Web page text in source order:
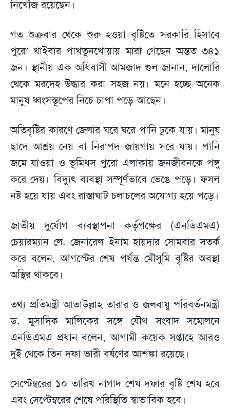
নিখোঁজ রয়েছেন।
গত শুক্রবার থেকে শুরু হওয়া বৃষ্টিতে সরকারি হিসাবে
পুরো খাইবার পাখতুনখোয়ায় মারা গেছেন অন্তত ৩৪১
জন। স্থানীয় এক অধিবাসী আমজাদ গুল জানান, দালোরি
থেকে মরদেহ উদ্ধার করা সহজ নয়। মনে হচ্ছে অনেক
মানুষ ধ্বংসস্তূপের নিচে চাপা পড়ে আছেন।
অতিবৃষ্টির কারণে জেলার ঘরে ঘরে পানি ঢুকে যায়। মানুষ
ছাদে আশ্রয় নেয় বা নিরাপদ জায়গায় সরে যায়। পানি
জমে যাওয়া ও ভূমিধস পুরো এলাকায় জনজীবনকে পঙ্গু
করে দেয়। বিদ্যুৎ ব্যবস্থা সম্পূর্ণভাবে ভেঙে পড়ে। ফসল
নষ্ট হয়ে যায় এবং রাস্তাঘাট চলাচলের অযোগ্য হয়ে পড়ে।
জাতীয় দুর্যোগ ব্যবস্থাপনা কর্তৃপক্ষের (এনডিএমএ)
চেয়ারম্যান লে. জেনারেল ইনাম হায়দার সোমবার সতর্ক
করে বলেন, আগস্টের শেষ পর্যন্ত মৌসুমি বৃষ্টির অবস্থা
অস্থির থাকবে।
তথ্য প্রতিমন্ত্রী আতাউল্লাহ তারার ও জলবায়ু পরিবর্তনমন্ত্রী
ড. মুসাদিক মালিকের সঙ্গে যৌথ সংবাদ সম্মেলনে
এনডিএমএ প্রধান বলেন, আগামী কয়েক সপ্তাহে আরও
দুই থেকে তিন দফা ভারী বর্ষণের আশঙ্কা রয়েছে।
সেপ্টেম্বরের ১০ তারিখ নাগাদ শেষ দফার বৃষ্টি শেষ হবে
এবং সেপ্টেম্বরের শেষে পরিস্থিতি স্বাভাবিক হবে।